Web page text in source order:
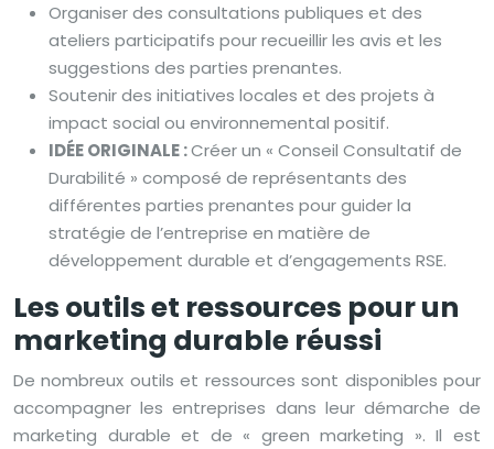
Organiser des consultations publiques et des
ateliers participatifs pour recueillir les avis et les
suggestions des parties prenantes.
Soutenir des initiatives locales et des projets à
impact social ou environnemental positif.
IDÉE ORIGINALE :Créer un « Conseil Consultatif de
Durabilité » composé de représentants des
différentes parties prenantes pour guider la
stratégie de l’entreprise en matière de
développement durable et d’engagements RSE.
Les outils et ressources pour un
marketing durable réussi
De nombreux outils et ressources sont disponibles pour
accompagner les entreprises dans leur démarche de
marketing durable et de « green marketing ». Il est